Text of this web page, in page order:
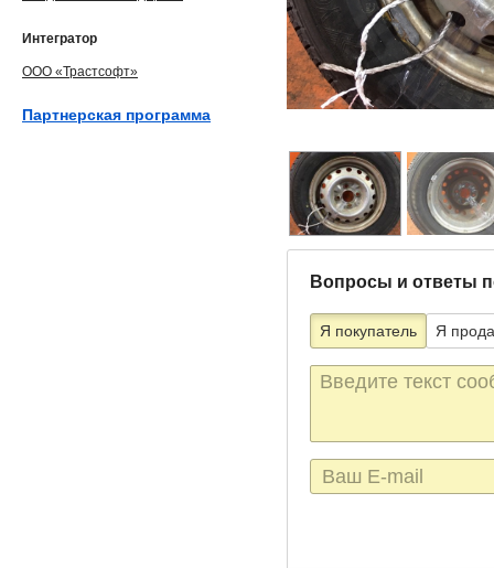
Вопросы и ответы
Я покупатель Я
Текст
сообщения
E-
mail
Интегратор
ООО «Трастсофт»
Партнерская программа